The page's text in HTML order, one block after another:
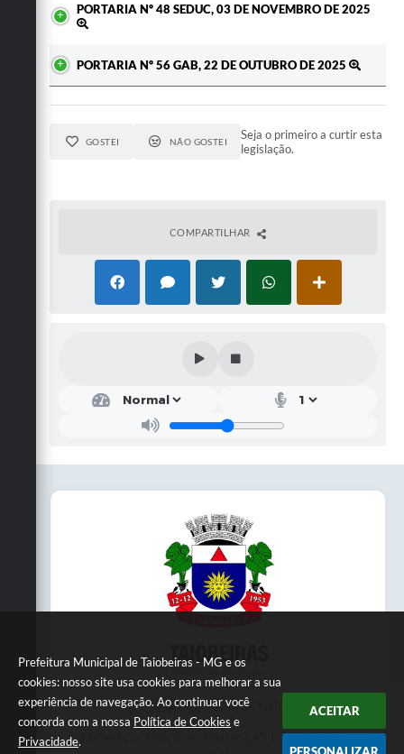
Prefeitura Municipal de Taiobeiras - MG e os
cookies: nosso site usa cookies para melhorar a sua
experiência de navegação. Ao continuar você
concorda com a nossa Política de Cookies e
Privacidade.
ACEITAR
PORTARIA Nº 48 SEDUC, 03 DE NOVEMBRO DE 2025
PORTARIA Nº 56 GAB, 22 DE OUTUBRO DE 2025
GOSTEI NÃO GOSTEI
Seja o primeiro a curtir esta
legislação.
COMPARTILHAR
Telefone: 3838451414
Endereço: Praça da Matriz,145 | CEP: 39550-